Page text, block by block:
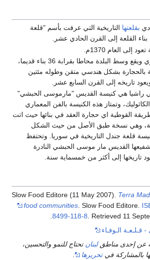
بقلعتها التاريخية التي عرفت بأسم "قلعة
بناء القلعة إلى القرن الحادي عشر.
إلى العام 1370م.
سوق راشيا ألأثري ويقع وسط البلدة محاطا بقرابة 36 بناء قديما،
بشكل هندسي متقن وطوله مئتين
تاريخه إلى القرن السابع عشر.
راشيا هي كنيسة القديس "مارموسى الحبشي"
وتمتاز هذه الكنيسة بالفن المعماري
القوطية اي حجارة العقد في بنائها حيث اتت
وهي نسخة طبق الأصل من حيث الشكل
قلعة جندل التاريخية في سوريا. وتحتفظ
شفيعها القديس مار موسى الحبشي النادرة
تاريخها إلى أكثر من خمسماية سنة.
Slow Food Editore (11 May 2007). Terra
food communities . Slow Food Editore.
8499-118-8 . Retrieved 11
.
- قـلـعـة الـوفـاء
عن إحدى مناطقلبنان تحتاج للنمو والتحسين،
بالمشاركة فيتحريرها